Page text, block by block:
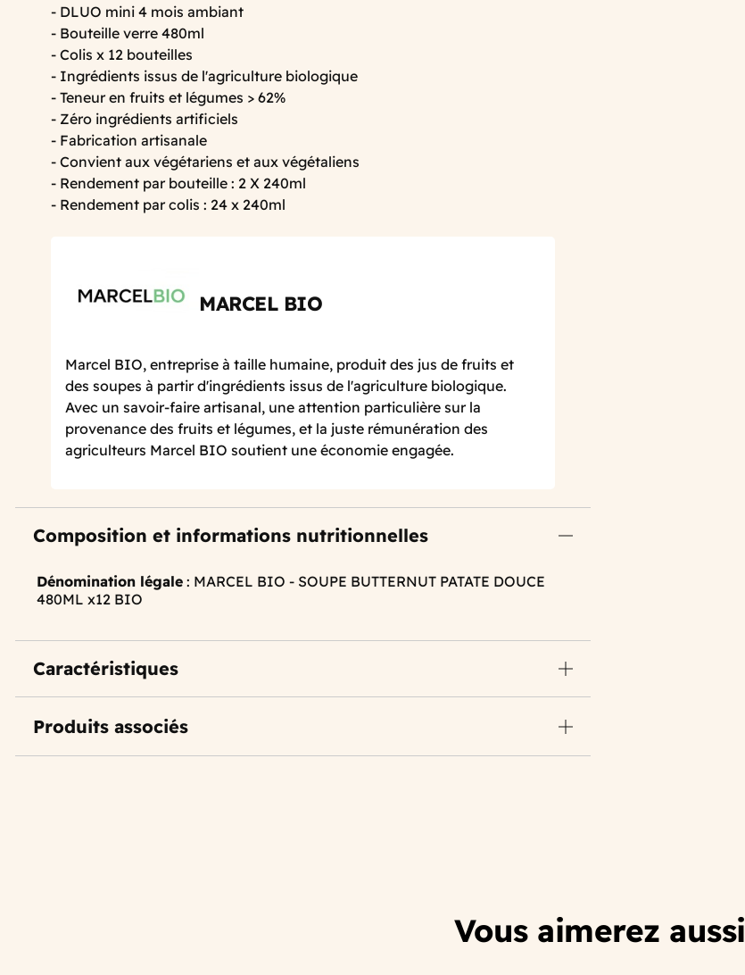
- DLUO mini 4 mois ambiant
- Bouteille verre 480ml
- Colis x 12 bouteilles
- Ingrédients issus de l'agriculture biologique
- Teneur en fruits et légumes > 62%
- Zéro ingrédients artificiels
- Fabrication artisanale
- Convient aux végétariens et aux végétaliens
- Rendement par bouteille : 2 X 240ml
- Rendement par colis : 24 x 240ml
MARCEL BIO
Marcel BIO, entreprise à taille humaine, produit des jus de fruits et
des soupes à partir d'ingrédients issus de l'agriculture biologique.
Avec un savoir-faire artisanal, une attention particulière sur la
provenance des fruits et légumes, et la juste rémunération des
agriculteurs Marcel BIO soutient une économie engagée.
Composition et informations nutritionnelles
Dénomination légale : MARCEL BIO - SOUPE BUTTERNUT PATATE DOUCE
480ML x12 BIO
Caractéristiques
Produits associés
Vous aimerez aussi